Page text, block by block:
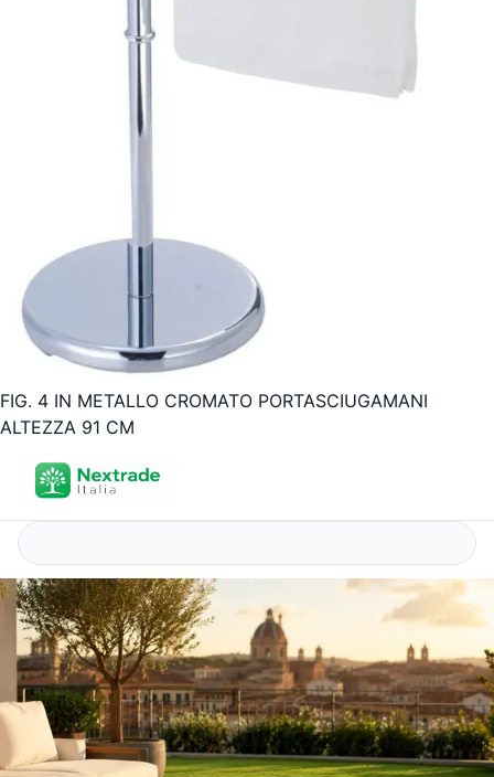
FIG. 4 IN METALLO CROMATO PORTASCIUGAMANI
ALTEZZA 91 CM